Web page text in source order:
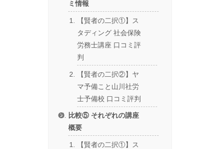
ミ情報
【賢者の二択①】ス
タディング 社会保険
労務士講座 口コミ評
判
【賢者の二択②】ヤ
マ予備こと山川社労
士予備校 口コミ評判
比較⑤ それぞれの講座
概要
【賢者の二択①】ス